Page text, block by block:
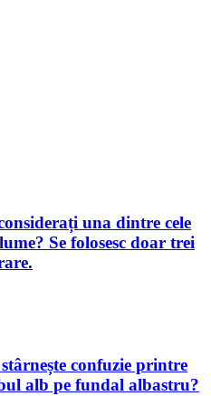
una dintre cele
Se folosesc doar trei
confuzie printre
alb pe fundal albastru?